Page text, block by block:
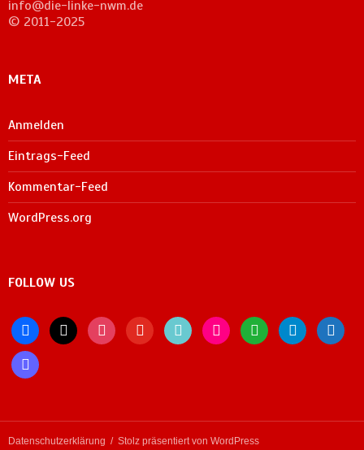
info@die-linke-nwm.de
© 2011-2025
META
Anmelden
Eintrags-Feed
Kommentar-Feed
WordPress.org
FOLLOW US
facebook
x instagramyoutubetiktok flickr whatsapptelegrambluesky
mastodon
Datenschutzerklärung Stolz präsentiert von WordPress